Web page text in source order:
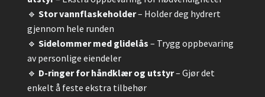
🔹 Stor vannflaskeholder– Holder deg hydrert
gjennom hele runden
🔹 Sidelommer med glidelås – Trygg oppbevaring
av personlige eiendeler
🔹 D-ringer for håndklær og utstyr– Gjør det
enkelt å feste ekstra tilbehør